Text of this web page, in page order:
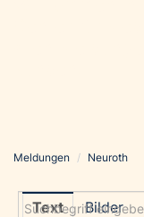
allen
Grayling Agentur
Meldungen / Neuroth
Text Bilder